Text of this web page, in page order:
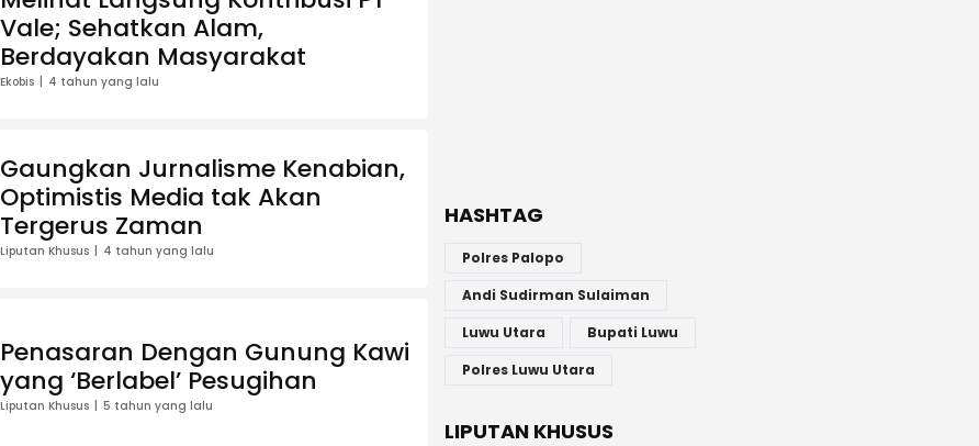
Vale; Sehatkan Alam,
Berdayakan Masyarakat
Ekobis 4 tahun yang lalu
Gaungkan Jurnalisme Kenabian,
Optimistis Media tak Akan
Tergerus Zaman
Liputan Khusus 4 tahun yang lalu
Penasaran Dengan Gunung Kawi
yang ‘Berlabel’ Pesugihan
Liputan Khusus 5 tahun yang lalu
HASHTAG
Polres Palopo
Andi Sudirman Sulaiman
Luwu Utara
Bupati Luwu
Polres Luwu Utara
LIPUTAN KHUSUS